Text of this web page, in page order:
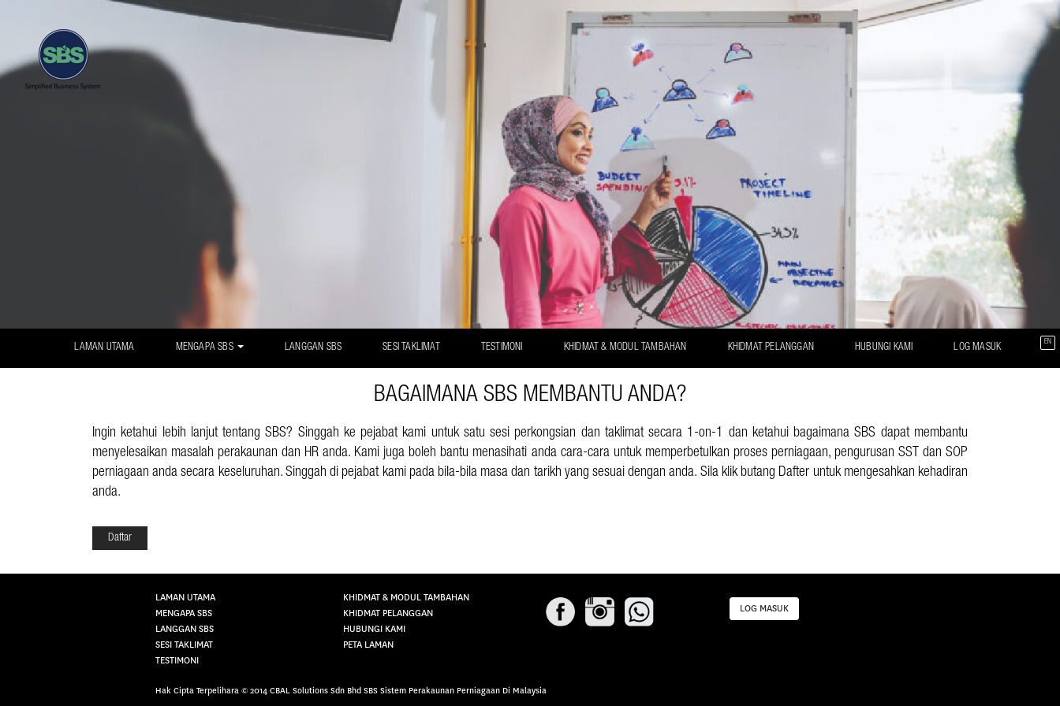
EN
LAMAN UTAMA MENGAPA SBS LANGGAN SBS SESI TAKLIMAT TESTIMONI KHIDMAT & MODUL TAMBAHAN KHIDMAT PELANGGAN HUBUNGI KAMI LOG MASUK
BAGAIMANA SBS MEMBANTU ANDA?
Ingin ketahui lebih lanjut tentang SBS? Singgah ke pejabat kami untuk satu sesi perkongsian dan taklimat secara 1-on-1 dan ketahui bagaimana SBS dapat membantu
menyelesaikan masalah perakaunan dan HR anda. Kami juga boleh bantu menasihati anda cara-cara untuk memperbetulkan proses perniagaan, pengurusan SST dan SOP
perniagaan anda secara keseluruhan. Singgah di pejabat kami pada bila-bila masa dan tarikh yang sesuai dengan anda. Sila klik butang Dafter untuk mengesahkan kehadiran
anda.
LAMAN UTAMA
MENGAPA SBS
LANGGAN SBS
SESI TAKLIMAT
TESTIMONI
KHIDMAT & MODUL TAMBAHAN
KHIDMAT PELANGGAN
HUBUNGI KAMI
PETA LAMAN
LOG MASUK
Hak Cipta Terpelihara © 2014 CBAL Solutions Sdn Bhd SBS Sistem Perakaunan Perniagaan Di Malaysia